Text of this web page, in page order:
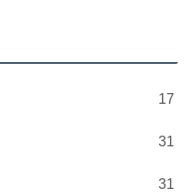
17
31
31